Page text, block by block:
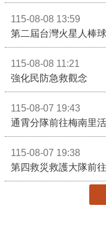
115-08-08 13:59
115-08-08 11:21
強化民防急救觀念
115-08-07 19:43
通霄分隊前往梅南里
115-08-07 19:38
第四救災救護大隊前